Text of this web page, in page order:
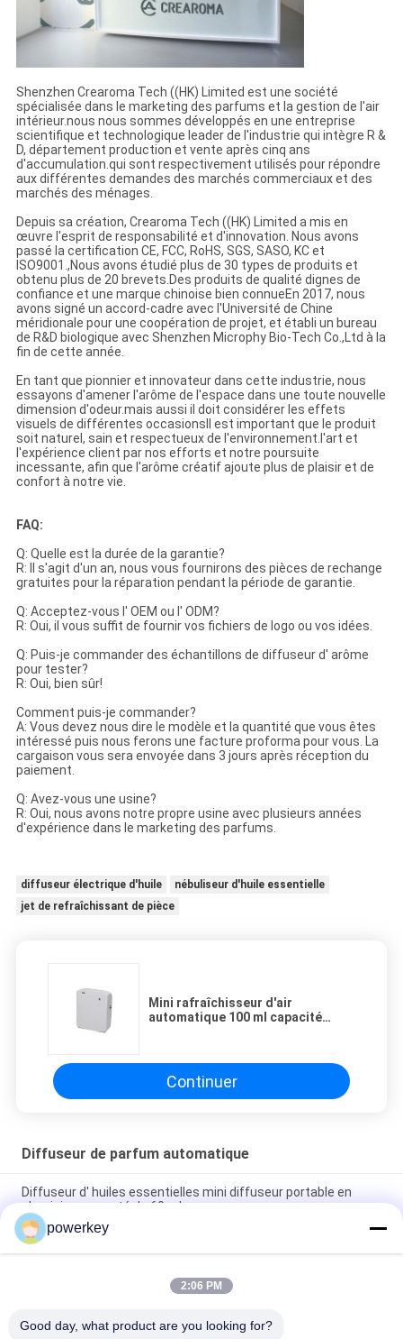
Shenzhen Crearoma Tech ((HK) Limited est une société
spécialisée dans le marketing des parfums et la gestion de l'air
intérieur.nous nous sommes développés en une entreprise
scientifique et technologique leader de l'industrie qui intègre R &
D, département production et vente après cinq ans
d'accumulation.qui sont respectivement utilisés pour répondre
aux différentes demandes des marchés commerciaux et des
marchés des ménages.
Depuis sa création, Crearoma Tech ((HK) Limited a mis en
œuvre l'esprit de responsabilité et d'innovation. Nous avons
passé la certification CE, FCC, RoHS, SGS, SASO, KC et
ISO9001.,Nous avons étudié plus de 30 types de produits et
obtenu plus de 20 brevets.Des produits de qualité dignes de
confiance et une marque chinoise bien connueEn 2017, nous
avons signé un accord-cadre avec l'Université de Chine
méridionale pour une coopération de projet, et établi un bureau
de R&D biologique avec Shenzhen Microphy Bio-Tech Co.,Ltd à la
fin de cette année.
En tant que pionnier et innovateur dans cette industrie, nous
essayons d'amener l'arôme de l'espace dans une toute nouvelle
dimension d'odeur.mais aussi il doit considérer les effets
visuels de différentes occasionsIl est important que le produit
soit naturel, sain et respectueux de l'environnement.l'art et
l'expérience client par nos efforts et notre poursuite
incessante, afin que l'arôme créatif ajoute plus de plaisir et de
confort à notre vie.
FAQ:
Q: Quelle est la durée de la garantie?
R: Il s'agit d'un an, nous vous fournirons des pièces de rechange
gratuites pour la réparation pendant la période de garantie.
Q: Acceptez-vous l' OEM ou l' ODM?
R: Oui, il vous suffit de fournir vos fichiers de logo ou vos idées.
Q: Puis-je commander des échantillons de diffuseur d' arôme
pour tester?
R: Oui, bien sûr!
Comment puis-je commander?
A: Vous devez nous dire le modèle et la quantité que vous êtes
intéressé puis nous ferons une facture proforma pour vous. La
cargaison vous sera envoyée dans 3 jours après réception du
paiement.
Q: Avez-vous une usine?
R: Oui, nous avons notre propre usine avec plusieurs années
d'expérience dans le marketing des parfums.
diffuseur électrique d'huile
nébuliseur d'huile essentielle
jet de refraîchissant de pièce
Mini rafraîchisseur d'air
automatique 100 ml capacité
Continuer
Diffuseur de parfum automatique
Diffuseur d' huiles essentielles mini diffuseur portable en
aluminium argenté de 60 ml
Système de diffusion de parfum d' huile essentielle autonome
500 ml avec ventilateur
Écran tactile diffuseur de parfum automatique OEM
powerkey
2:06 PM
Good day, what product are you looking for?